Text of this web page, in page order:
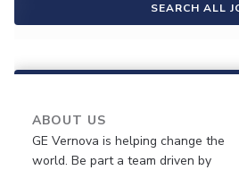
SEARCH ALL
ABOUT US
GE Vernova is helping change the
world. Be part a team driven by